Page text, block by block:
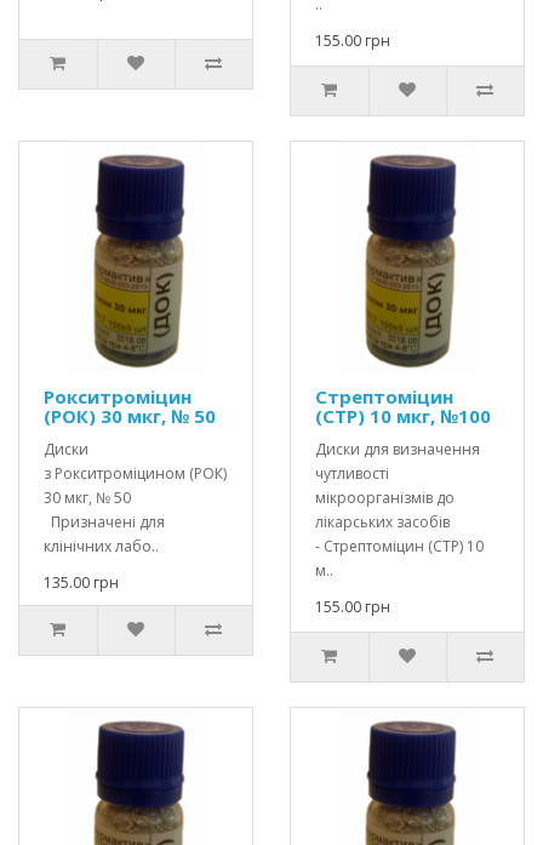
155.00 грн
Рокситроміцин
(РОК) 30 мкг, № 50
Диски
з Рокситроміцином (РОК)
30 мкг, № 50
Призначені для
клінічних лабо..
135.00 грн
Стрептоміцин
(СТР) 10 мкг, №100
Диски для визначення
чутливості
мікроорганізмів до
лікарських засобів
- Стрептоміцин (СТР) 10
м..
155.00 грн